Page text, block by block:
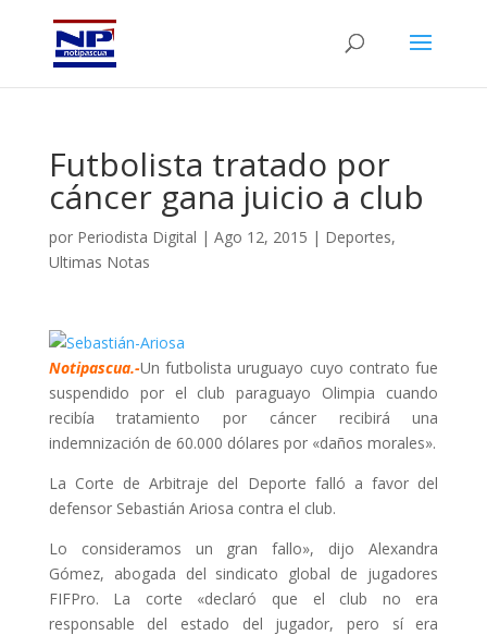
Futbolista tratado por
cáncer gana juicio a club
por Periodista Digital | Ago 12, 2015 | Deportes,
Ultimas Notas
Notipascua.-Un futbolista uruguayo cuyo contrato fue
suspendido por el club paraguayo Olimpia cuando
recibía tratamiento por cáncer recibirá una
indemnización de 60.000 dólares por «daños morales».
La Corte de Arbitraje del Deporte falló a favor del
defensor Sebastián Ariosa contra el club.
Lo consideramos un gran fallo», dijo Alexandra
Gómez, abogada del sindicato global de jugadores
FIFPro. La corte «declaró que el club no era
responsable del estado del jugador, pero sí era